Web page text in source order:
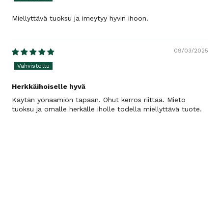
Miellyttävä tuoksu ja imeytyy hyvin ihoon.
09/03/2025
Herkkäihoiselle hyvä
Käytän yönaamion tapaan. Ohut kerros riittää. Mieto
tuoksu ja omalle herkälle iholle todella miellyttävä tuote.